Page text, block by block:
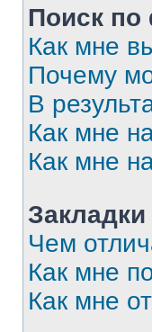
Поиск
Как мне
Почему
В
Как мне
Как мне
Чем
Как мне
Как мне